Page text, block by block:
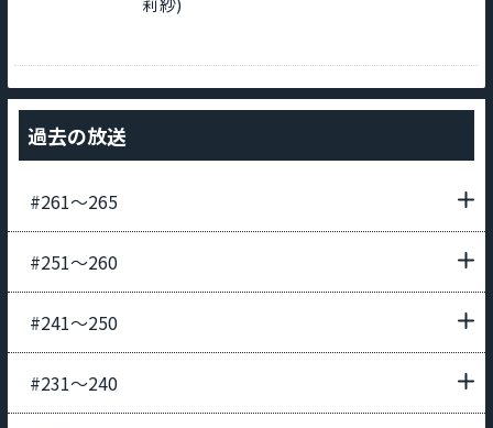
過去の放送
#261〜265
#251〜260
#241〜250
#231〜240